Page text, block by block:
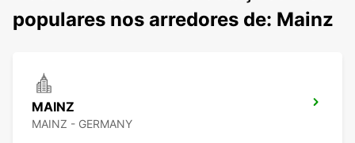
populares nos arredores de: Mainz
MAINZ
MAINZ - GERMANY